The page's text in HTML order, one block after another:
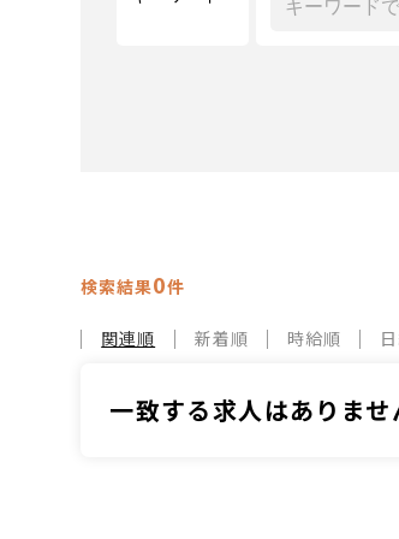
検索結果0件
関連順 新着順 時給順
一致する求人はありませ